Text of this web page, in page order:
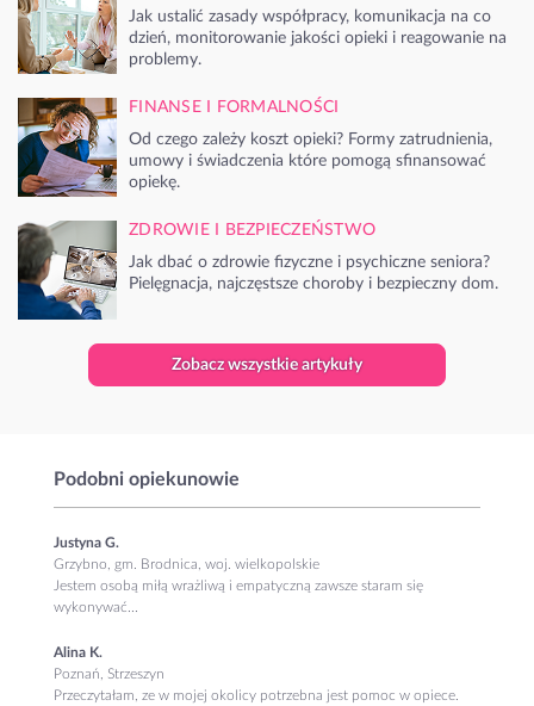
Jak ustalić zasady współpracy, komunikacja na co
dzień, monitorowanie jakości opieki i reagowanie na
problemy.
FINANSE I FORMALNOŚCI
Od czego zależy koszt opieki? Formy zatrudnienia,
umowy i świadczenia które pomogą sfinansować
opiekę.
ZDROWIE I BEZPIECZEŃSTWO
Jak dbać o zdrowie fizyczne i psychiczne seniora?
Pielęgnacja, najczęstsze choroby i bezpieczny dom.
Zobacz wszystkie artykuły
Podobni opiekunowie
Justyna G.
Grzybno, gm. Brodnica, woj. wielkopolskie
Jestem osobą miłą wrażliwą i empatyczną zawsze staram się
wykonywać...
Alina K.
Poznań, Strzeszyn
Przeczytałam, ze w mojej okolicy potrzebna jest pomoc w opiece.